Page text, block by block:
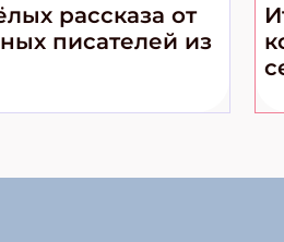
рассказа от
писателей из